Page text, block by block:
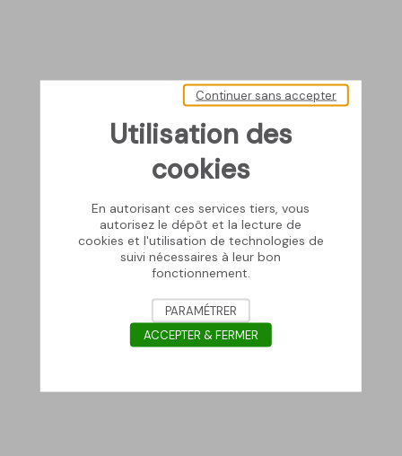
Utilisation des
cookies
En autorisant ces services tiers, vous
autorisez le dépôt et la lecture de
cookies et l'utilisation de technologies de
suivi nécessaires à leur bon
fonctionnement.
Continuer sans accepter
PARAMÉTRER
ACCEPTER & FERMER